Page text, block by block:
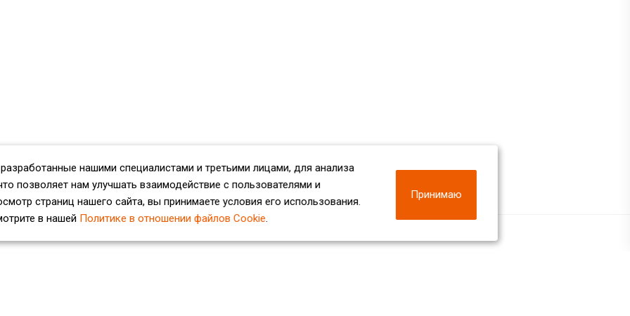
нашими специалистами и третьими лицами, для анализа
позволяет нам улучшать взаимодействие с пользователями и
страниц нашего сайта, вы принимаете условия его использования.
в нашей Политике в отношении файлов Cookie.
Принимаю